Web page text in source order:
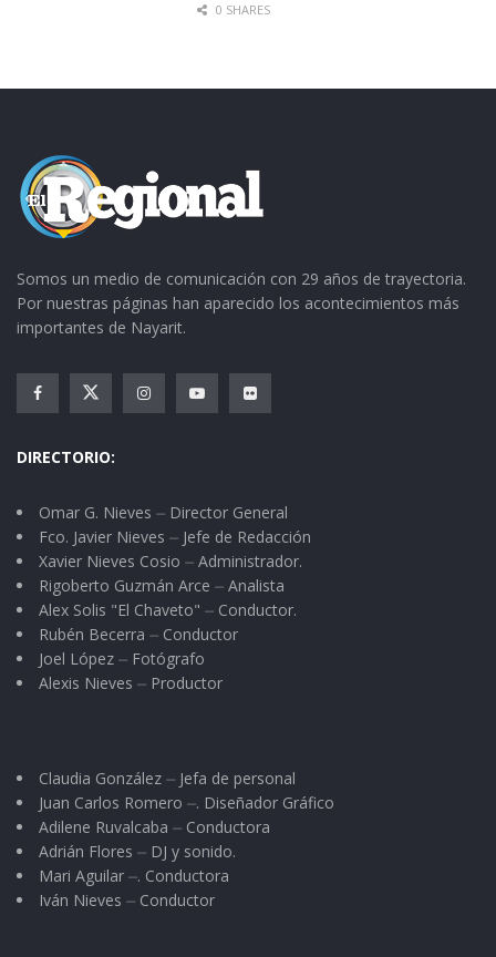
0 SHARES
Somos un medio de comunicación con 29 años de trayectoria.
Por nuestras páginas han aparecido los acontecimientos más
importantes de Nayarit.
DIRECTORIO:
Omar G. Nieves ⏤ Director General
Fco. Javier Nieves ⏤ Jefe de Redacción
Xavier Nieves Cosio ⏤ Administrador.
Rigoberto Guzmán Arce ⏤ Analista
Alex Solis "El Chaveto" ⏤ Conductor.
Rubén Becerra ⏤ Conductor
Joel López ⏤ Fotógrafo
Alexis Nieves ⏤ Productor
Claudia González ⏤ Jefa de personal
Juan Carlos Romero ⏤. Diseñador Gráfico
Adilene Ruvalcaba ⏤ Conductora
Adrián Flores ⏤ DJ y sonido.
Mari Aguilar ⏤. Conductora
Iván Nieves ⏤ Conductor